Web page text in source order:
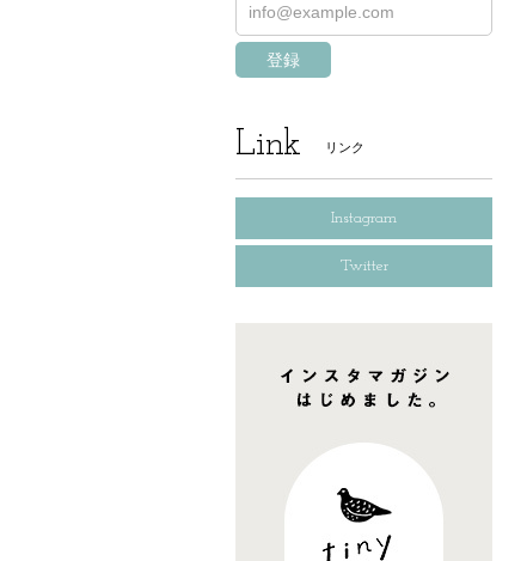
登録
Link リンク
Instagram
Twitter